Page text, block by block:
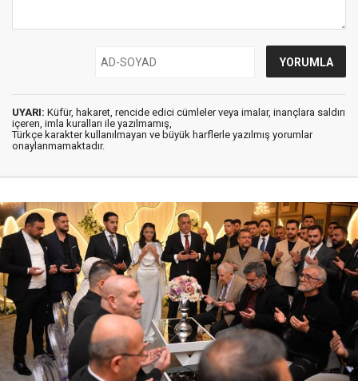
UYARI: Küfür, hakaret, rencide edici cümleler veya imalar, inançlara saldırı
içeren, imla kuralları ile yazılmamış,
Türkçe karakter kullanılmayan ve büyük harflerle yazılmış yorumlar
onaylanmamaktadır.